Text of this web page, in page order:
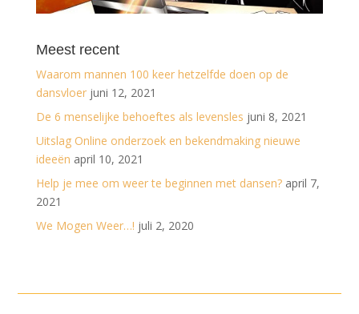
Meest recent
Waarom mannen 100 keer hetzelfde doen op de
dansvloer juni 12, 2021
De 6 menselijke behoeftes als levensles juni 8, 2021
Uitslag Online onderzoek en bekendmaking nieuwe
ideeën april 10, 2021
Help je mee om weer te beginnen met dansen? april 7,
2021
We Mogen Weer…! juli 2, 2020